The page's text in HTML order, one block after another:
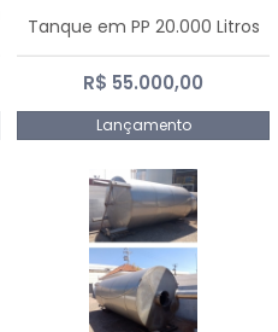
Tanque em PP 20.000 Litros
R$ 55.000,00
Lançamento